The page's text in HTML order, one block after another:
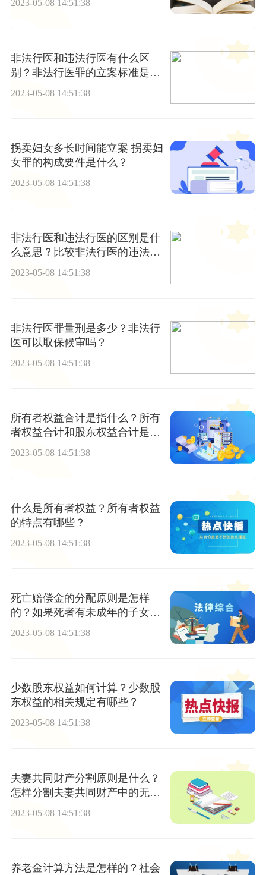
2023-05-08 14:51:38
非法行医和违法行医有什么区
别？非法行医罪的立案标准是多
2023-05-08 14:51:38
拐卖妇女多长时间能立案 拐卖妇
女罪的构成要件是什么？
2023-05-08 14:51:38
非法行医和违法行医的区别是什
么意思？比较非法行医的违法行
为与非法行医罪
2023-05-08 14:51:38
非法行医罪量刑是多少？非法行
医可以取保候审吗？
2023-05-08 14:51:38
所有者权益合计是指什么？所有
者权益合计和股东权益合计是同
个概念吗？
2023-05-08 14:51:38
什么是所有者权益？所有者权益
的特点有哪些？
2023-05-08 14:51:38
死亡赔偿金的分配原则是怎样
的？如果死者有未成年的子女侵
2023-05-08 14:51:38
少数股东权益如何计算？少数股
东权益的相关规定有哪些？
2023-05-08 14:51:38
夫妻共同财产分割原则是什么？
怎样分割夫妻共同财产中的无形
2023-05-08 14:51:38
养老金计算方法是怎样的？社会